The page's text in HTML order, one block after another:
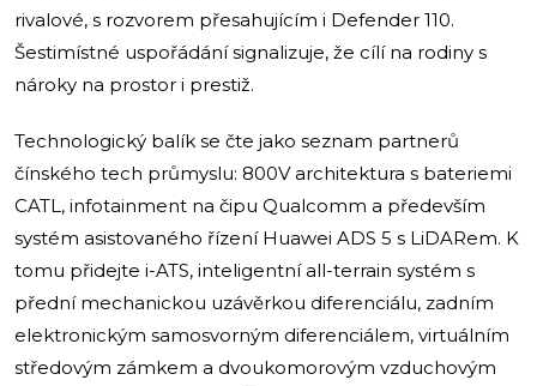
rivalové, s rozvorem přesahujícím i Defender 110.
Šestimístné uspořádání signalizuje, že cílí na rodiny s
nároky na prostor i prestiž.
Technologický balík se čte jako seznam partnerů
čínského tech průmyslu: 800V architektura s bateriemi
CATL, infotainment na čipu Qualcomm a především
systém asistovaného řízení Huawei ADS 5 s LiDARem. K
tomu přidejte i-ATS, inteligentní all-terrain systém s
přední mechanickou uzávěrkou diferenciálu, zadním
elektronickým samosvorným diferenciálem, virtuálním
středovým zámkem a dvoukomorovým vzduchovým